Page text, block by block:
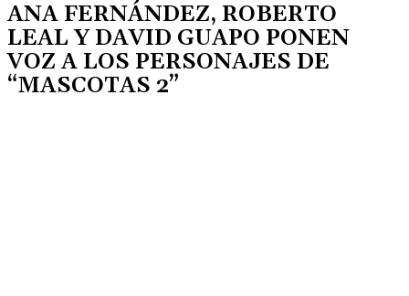
ANA FERNÁNDEZ, ROBERTO
LEAL Y DAVID GUAPO PONEN
VOZ A LOS PERSONAJES DE
“MASCOTAS 2”